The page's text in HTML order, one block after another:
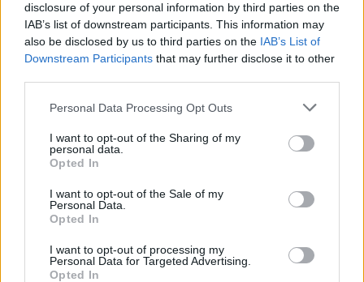
disclosure of your personal information by third parties on the
IAB’s list of downstream participants. This information may
also be disclosed by us to third parties on the IAB’s List of
Downstream Participants that may further disclose it to other
Personal Data Processing Opt Outs
I want to opt-out of the Sharing of my
personal data.
Opted In
I want to opt-out of the Sale of my
Personal Data.
Opted In
I want to opt-out of processing my
Personal Data for Targeted Advertising.
Opted In
3
MATKAILU
Finnairin lennoista osan lentää
jatkossa toinen lentoyhtiö –
matkustajille tärkeä rajoitus